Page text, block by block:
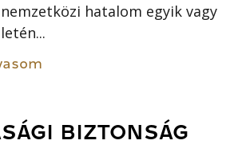
hatalom egyik vagy
BIZTONSÁG